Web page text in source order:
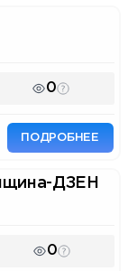
0
ПОДРОБНЕЕ
ДЗЕН
0